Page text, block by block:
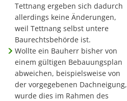
Tettnang ergeben sich dadurch
allerdings keine Änderungen,
weil Tettnang selbst untere
Baurechtsbehörde ist.
Wollte ein Bauherr bisher von
einem gültigen Bebauungsplan
abweichen, beispielsweise von
der vorgegebenen Dachneigung,
wurde dies im Rahmen des